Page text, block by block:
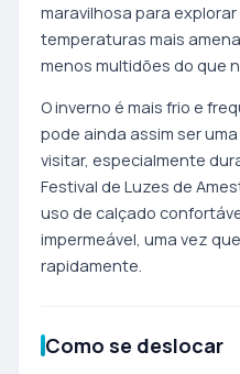
maravilhosa para
temperaturas mais
menos multidões do que
O inverno é mais frio e
pode ainda assim ser
visitar, especialmente
Festival de Luzes de
uso de calçado
impermeável, uma vez
rapidamente.
Como se deslocar